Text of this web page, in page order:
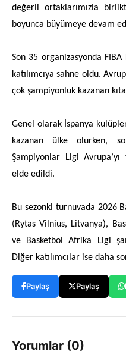
değerli ortaklarımızla
boyunca büyümeye devam
Son 35 organizasyonda FIBA
katılımcıya sahne oldu.
çok şampiyonluk kazanan
Genel olarak İspanya
kazanan ülke olurken,
Şampiyonlar Ligi
elde edildi.
Bu sezonki turnuvada 2026
(Rytas Vilnius, Litvanya),
ve Basketbol Afrika Ligi
Diğer katılımcılar ise daha
Paylaş Paylaş
Yorumlar (0)